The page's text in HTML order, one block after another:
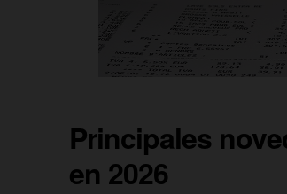
Principales
en 2026